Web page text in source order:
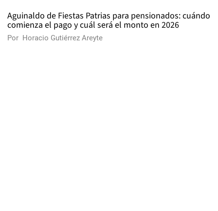
Aguinaldo de Fiestas Patrias para pensionados: cuándo
comienza el pago y cuál será el monto en 2026
Por Horacio Gutiérrez Areyte